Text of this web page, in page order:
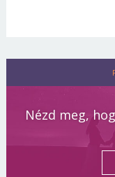
Nézd meg,